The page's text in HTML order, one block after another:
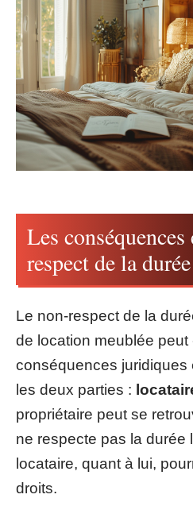
Les
respect de la
Le non-respect de la
de location meublée peut
conséquences juridiques
les deux parties :
propriétaire peut se
ne respecte pas la durée
locataire, quant à lui,
droits.